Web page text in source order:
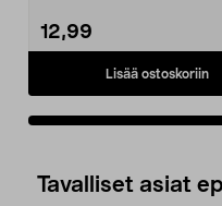
12,99
Lisää ostoskoriin
Tavalliset asiat